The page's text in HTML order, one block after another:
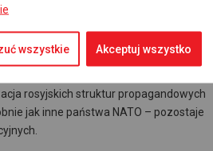
wszystkie Akceptuj wszystko
elementem działań
Federacji Rosyjskiej w
rosyjskich struktur propagandowych
jak inne państwa NATO – pozostaje